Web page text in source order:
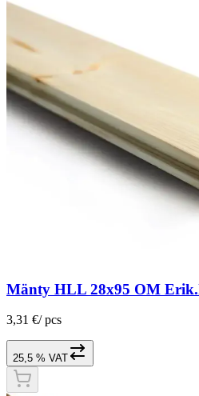
Mänty HLL 28x95 OM
3,31 €/ pcs
25,5 % VAT